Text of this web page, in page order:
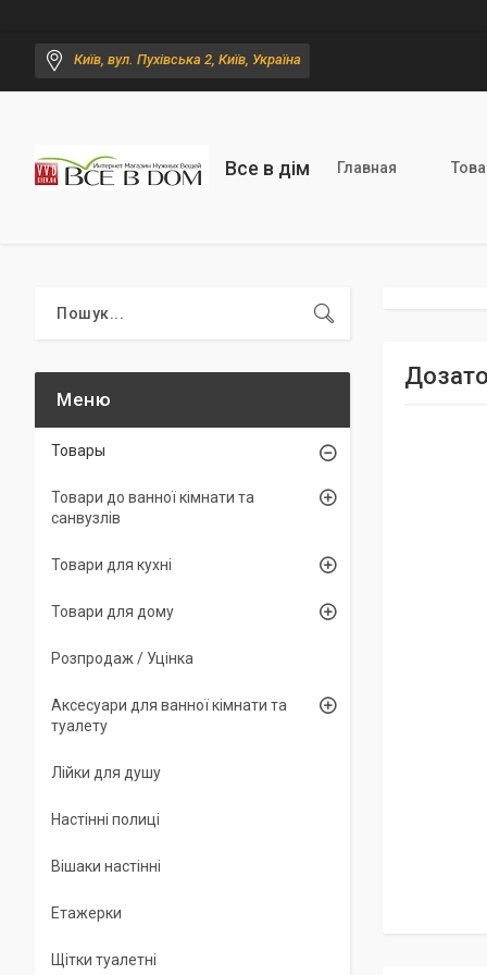
Київ, вул. Пухівська 2, Київ, Україна
Все в дім Главная
Товары
Товари до ванної кімнати та
санвузлів
Товари для кухні
Товари для дому
Розпродаж / Уцінка
Аксесуари для ванної кімнати та
туалету
Лійки для душу
Настінні полиці
Вішаки настінні
Етажерки
Щітки туалетні